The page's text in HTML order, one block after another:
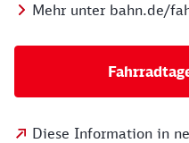
Mehr unter bahn.de/
Diese Information in